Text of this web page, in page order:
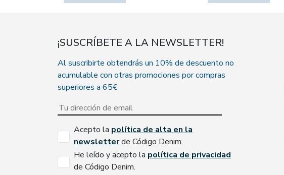
¡SUSCRÍBETE A LA NEWSLETTER!
Al suscribirte obtendrás un 10% de descuento no
acumulable con otras promociones por compras
superiores a 65€
Acepto la política de alta en la
newsletterde Código Denim.
He leído y acepto la política de privacidad
de Código Denim.